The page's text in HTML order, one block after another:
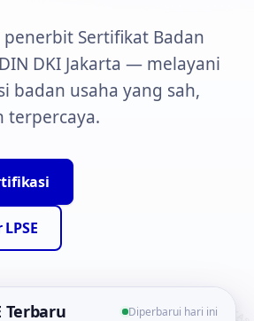
Sertifikat Badan
DKI Jakarta — melayani
badan usaha yang sah,
terpercaya.
Terbaru Diperbarui hari ini